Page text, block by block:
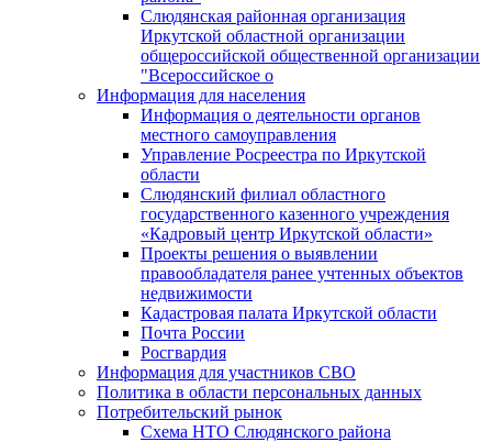
Слюдянская районная организация
Иркутской областной организации
общероссийской общественной организации
"Всероссийское о
Информация для населения
Информация о деятельности органов
местного самоуправления
Управление Росреестра по Иркутской
области
Слюдянский филиал областного
государственного казенного учреждения
«Кадровый центр Иркутской области»
Проекты решения о выявлении
правообладателя ранее учтенных объектов
недвижимости
Кадастровая палата Иркутской области
Почта России
Росгвардия
Информация для участников СВО
Политика в области персональных данных
Потребительский рынок
Схема НТО Слюдянского района